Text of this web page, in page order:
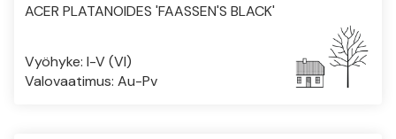
ACER PLATANOIDES 'FAASSEN'S BLACK'
Vyöhyke: I-V (VI)
Valovaatimus: Au-Pv